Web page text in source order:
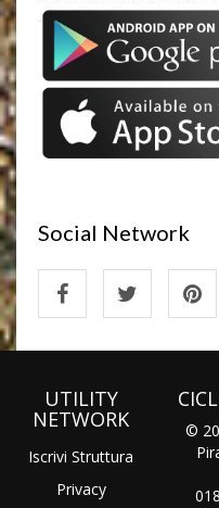
Social Network
UTILITY
NETWORK
Iscrivi Struttura
Privacy
©